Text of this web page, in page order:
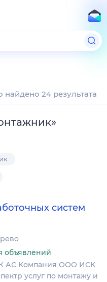
найдено 24 результата
»
систем
объявлений
АС Компания ООО ИСК
услуг по монтажу и